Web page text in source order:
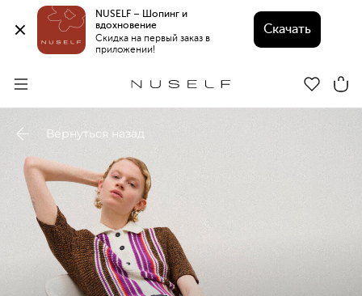
NUSELF – Шопинг и
вдохновение
Скидка на первый заказ в
приложении!
Скачать
Вернуться назад